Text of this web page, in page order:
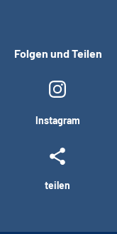
Folgen und Teilen
Instagram
teilen